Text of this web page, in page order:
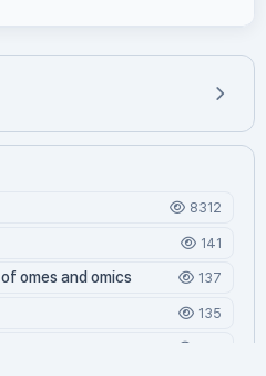
8312
141
omes and omics 137
135